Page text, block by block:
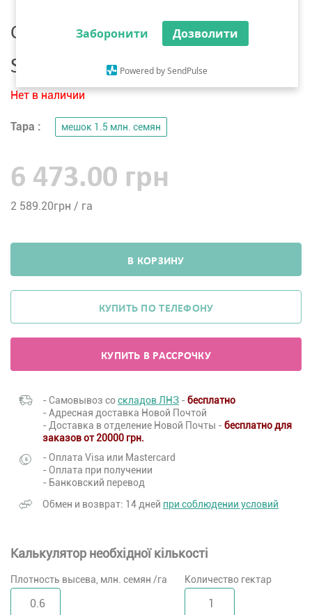
Заборонити Дозволити
Powered by SendPulse
Семена рапса
Syngenta СИ Харнас
Нет в наличии
Тара : мешок 1.5 млн. семян
6 473.00 грн
2 589.20грн / га
В КОРЗИНУ
КУПИТЬ ПО ТЕЛЕФОНУ
КУПИТЬ В РАССРОЧКУ
- Самовывоз соскладов ЛНЗ - бесплатно
- Адресная доставка Новой Почтой
- Доставка в отделение Новой Почты - бесплатно для
заказов от 20000 грн.
- Оплата Visa или Mastercard
- Оплата при получении
- Банковский перевод
Обмен и возврат: 14 дней при соблюдении условий
Калькулятор необхідної кількості
Плотность высева, млн. семян /га Количество гектар